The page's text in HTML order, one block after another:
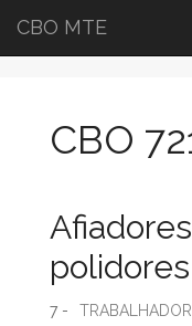
CBO MTE
CBO
7 -